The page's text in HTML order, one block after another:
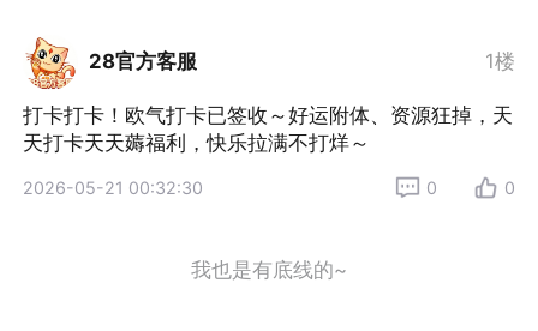
28官方客服 1楼
打卡打卡！欧气打卡已签收～好运附体、资源狂掉，天
天打卡天天薅福利，快乐拉满不打烊～
2026-05-21 00:32:30 0 0
我也是有底线的~